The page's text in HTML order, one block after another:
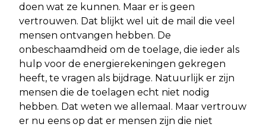
doen wat ze kunnen. Maar er is geen
vertrouwen. Dat blijkt wel uit de mail die veel
mensen ontvangen hebben. De
onbeschaamdheid om de toelage, die ieder als
hulp voor de energierekeningen gekregen
heeft, te vragen als bijdrage. Natuurlijk er zijn
mensen die de toelagen echt niet nodig
hebben. Dat weten we allemaal. Maar vertrouw
er nu eens op dat er mensen zijn die niet